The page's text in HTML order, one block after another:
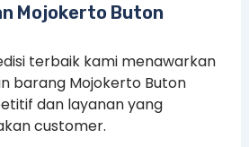
Mojokerto Buton
terbaik kami menawarkan
barang Mojokerto Buton
dan layanan yang
customer.